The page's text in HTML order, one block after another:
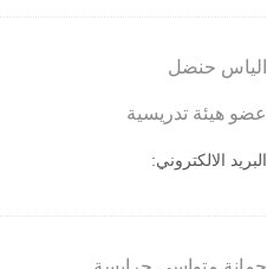
الياس حنضل
عضو هيئة تدريسية
البريد الالكتروني: